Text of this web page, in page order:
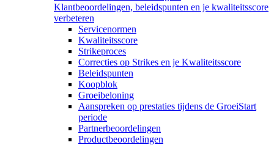
Klantbeoordelingen, beleidspunten en je kwaliteitsscore
verbeteren
Servicenormen
Kwaliteitsscore
Strikeproces
Correcties op Strikes en je Kwaliteitsscore
Beleidspunten
Koopblok
Groeibeloning
Aanspreken op prestaties tijdens de GroeiStart
periode
Partnerbeoordelingen
Productbeoordelingen